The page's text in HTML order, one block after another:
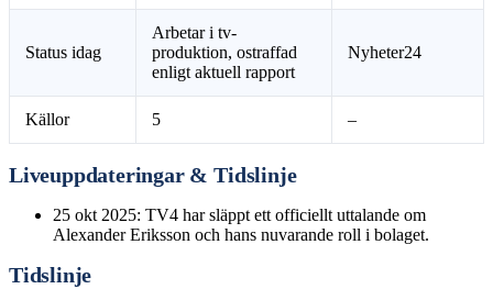
Status idag
Arbetar i tv-
produktion, ostraffad
enligt aktuell rapport
Nyheter24
Källor 5 –
Liveuppdateringar & Tidslinje
25 okt 2025: TV4 har släppt ett officiellt uttalande om
Alexander Eriksson och hans nuvarande roll i bolaget.
Tidslinje